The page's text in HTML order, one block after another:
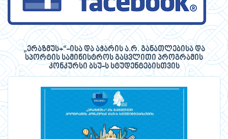
„ერაზმუს+“-ისა და აჭარის ა.რ. განათლებისა და
სპორტის სამინისტროს გაცვლითი პროგრამის
კონკურსი ბსუ-ს სტუდენტებისთვის